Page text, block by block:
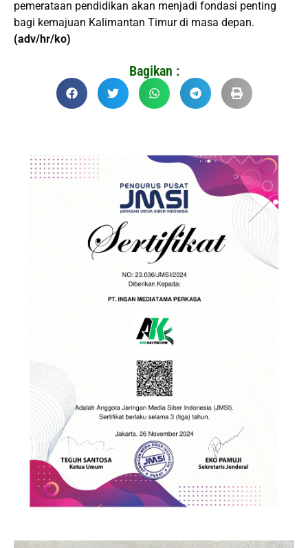
pemerataan pendidikan akan menjadi fondasi penting
bagi kemajuan Kalimantan Timur di masa depan.
(adv/hr/ko)
Bagikan :